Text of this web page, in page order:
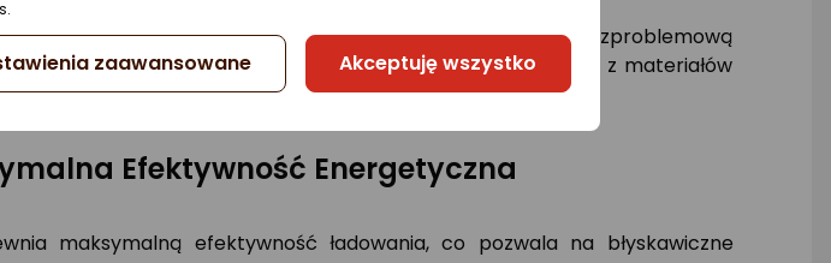
wydajności, które zapewnia szybkie ładowanie oraz bezproblemową
osób poszukujących niezawodnego połączenia. Wykonany z materiałów
Efektywność Energetyczna
maksymalną efektywność ładowania, co pozwala na błyskawiczne
zaawansowane Akceptuję wszystko